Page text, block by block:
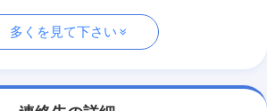
多くを見て下さい